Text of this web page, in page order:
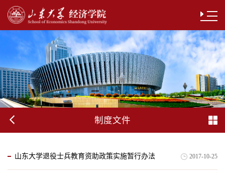
制度文件
山东大学退役士兵教育资助政策实施暂行办法 2017-10-25